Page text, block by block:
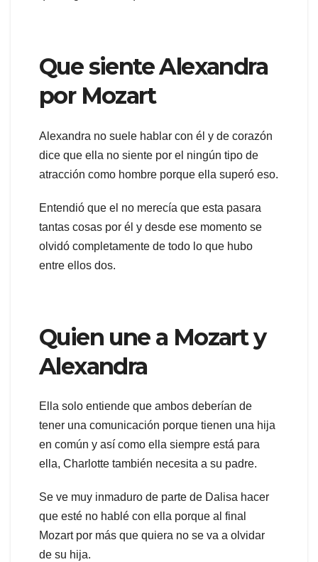
Que siente Alexandra
por Mozart
Alexandra no suele hablar con él y de corazón
dice que ella no siente por el ningún tipo de
atracción como hombre porque ella superó eso.
Entendió que el no merecía que esta pasara
tantas cosas por él y desde ese momento se
olvidó completamente de todo lo que hubo
entre ellos dos.
Quien une a Mozart y
Alexandra
Ella solo entiende que ambos deberían de
tener una comunicación porque tienen una hija
en común y así como ella siempre está para
ella, Charlotte también necesita a su padre.
Se ve muy inmaduro de parte de Dalisa hacer
que esté no hablé con ella porque al final
Mozart por más que quiera no se va a olvidar
de su hija.